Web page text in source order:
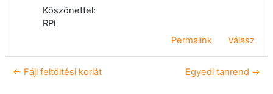
Köszönettel:
RPi
Permalink
Válasz
← Fájl feltöltési korlát Egyedi tanrend →